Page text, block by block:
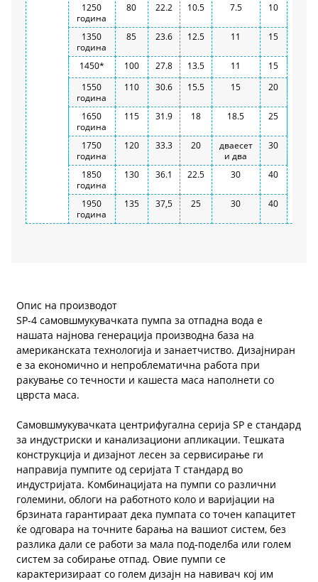
1250
година
80 22.2 10.5 7.5 10
1350
година
85 23.6 12.5 11 15
1450* 100 27.8 13.5 11
15
1550
година
110 30.6 15.5 15 20
1650
година
115 31.9 18 18.5 25
1750
година
120 33.3 20
дваесет
и два
30
1850
година
130 36.1 22.5 30 40
1950
година
135 37,5 25 30 40
Опис на производот
SP-4 самовшмукувачката пумпа за отпадна вода е
нашата најнова генерација производна база на
американската технологија и занаетчиство. Дизајниран
е за економично и непроблематична работа при
ракување со течности и кашеста маса наполнети со
цврста маса.
Самовшмукувачката центрифугална серија SP е стандард
за индустриски и канализациони апликации. Тешката
конструкција и дизајнот лесен за сервисирање ги
направија пумпите од серијата Т стандард во
индустријата. Комбинацијата на пумпи со различни
големини, облоги на работното коло и варијации на
брзината гарантираат дека пумпата со точен капацитет
ќе одговара на точните барања на вашиот систем, без
разлика дали се работи за мала под-поделба или голем
систем за собирање отпад. Овие пумпи се
карактеризираат со голем дизајн на навивач кој им